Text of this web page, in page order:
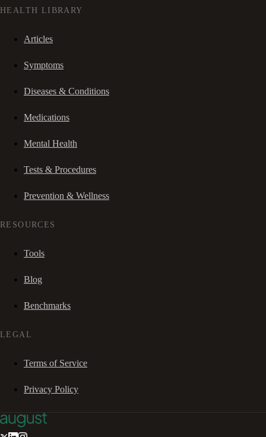
HEALTH LIBRARY
Articles
Symptoms
Diseases & Conditions
Medications
Mental Health
Tests & Procedures
Prevention & Wellness
RESOURCES
Tools
Blog
Benchmarks
LEGAL
Terms of Service
Privacy Policy